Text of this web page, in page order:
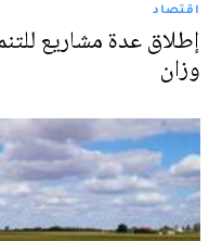
اقتصاد
إطلاق عدة مشاريع
وزان